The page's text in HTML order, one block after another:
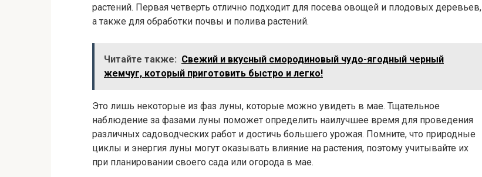
растений. Первая четверть отлично подходит для посева овощей и плодовых деревьев,
а также для обработки почвы и полива растений.
Читайте также: Свежий и вкусный смородиновый чудо-ягодный черный
жемчуг, который приготовить быстро и легко!
Это лишь некоторые из фаз луны, которые можно увидеть в мае. Тщательное
наблюдение за фазами луны поможет определить наилучшее время для проведения
различных садоводческих работ и достичь большего урожая. Помните, что природные
циклы и энергия луны могут оказывать влияние на растения, поэтому учитывайте их
при планировании своего сада или огорода в мае.